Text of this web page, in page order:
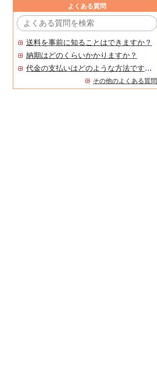
よくある質問
送料を事前に知ることはできますか？
納期はどのくらいかかりますか？
代金の支払いはどのような方法ですか？
その他のよくある質問